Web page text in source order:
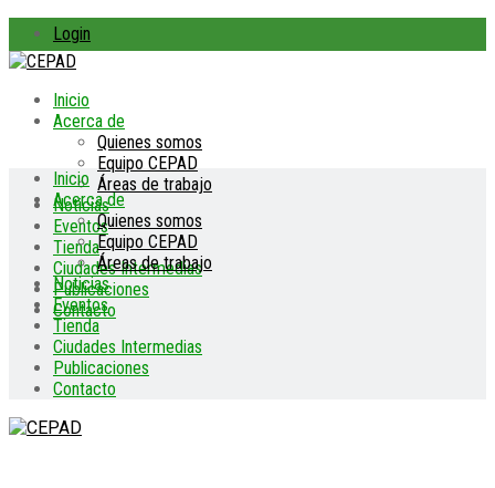
Login
Inicio
Acerca de
Quienes somos
Equipo CEPAD
Áreas de trabajo
Noticias
Eventos
Tienda
Ciudades Intermedias
Publicaciones
Contacto
Inicio
Acerca de
Quienes somos
Equipo CEPAD
Áreas de trabajo
Noticias
Eventos
Tienda
Ciudades Intermedias
Publicaciones
Contacto